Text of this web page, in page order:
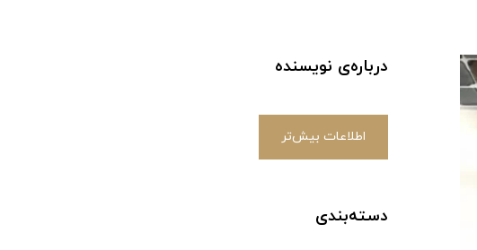
درباره‌ی نویسنده
اطلاعات بیش‌تر
دسته‌بندی